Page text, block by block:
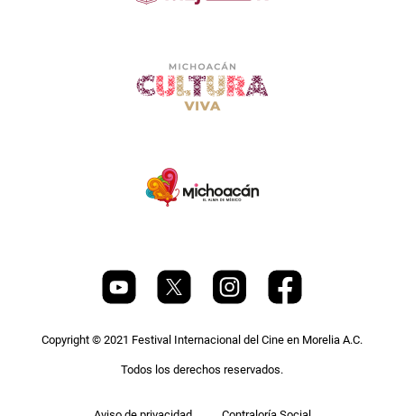
Copyright © 2021 Festival Internacional del Cine en Morelia A.C.
Todos los derechos reservados.